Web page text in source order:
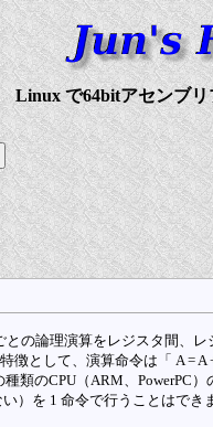
Linux で64bitアセンブリ
の論理演算をレジスタ間、レ
徴として、演算命令は「 A = A
類のCPU（ARM、PowerPC）
）を 1 命令で行うことはでき